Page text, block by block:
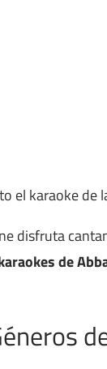
el karaoke de
disfruta
de